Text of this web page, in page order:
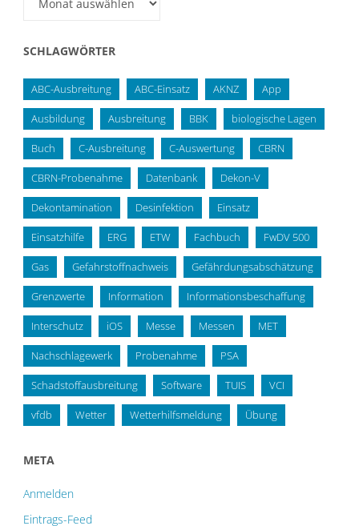
SCHLAGWÖRTER
ABC-Ausbreitung ABC-Einsatz AKNZ App
Ausbildung Ausbreitung BBK biologische Lagen
Buch C-Ausbreitung C-Auswertung CBRN
CBRN-Probenahme Datenbank Dekon-V
Dekontamination Desinfektion Einsatz
Einsatzhilfe ERG ETW Fachbuch FwDV 500
Gas Gefahrstoffnachweis Gefährdungsabschätzung
Grenzwerte Information Informationsbeschaffung
Interschutz iOS Messe Messen MET
Nachschlagewerk Probenahme PSA
Schadstoffausbreitung Software TUIS VCI
vfdb Wetter Wetterhilfsmeldung Übung
META
Anmelden
Eintrags-Feed